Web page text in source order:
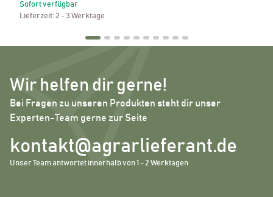
Sofort verfügbar
Lieferzeit: 2 - 3 Werktage
Wir helfen dir gerne!
Bei Fragen zu unseren Produkten steht dir unser
Experten-Team gerne zur Seite
kontakt@agrarlieferant.de
Unser Team antwortet innerhalb von 1 - 2 Werktagen